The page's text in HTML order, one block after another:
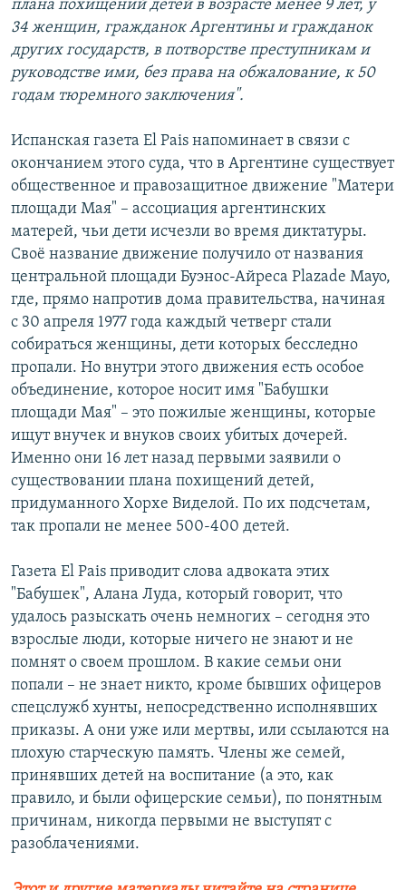
плана похищений детей в возрасте менее 9 лет, у
34 женщин, гражданок Аргентины и гражданок
других государств, в потворстве преступникам и
руководстве ими, без права на обжалование, к 50
годам тюремного заключения".
Испанская газета El Pais напоминает в связи с
окончанием этого суда, что в Аргентине существует
общественное и правозащитное движение "Матери
площади Мая" – ассоциация аргентинских
матерей, чьи дети исчезли во время диктатуры.
Своё название движение получило от названия
центральной площади Буэнос-Айреса Plazade Mayo,
где, прямо напротив дома правительства, начиная
с 30 апреля 1977 года каждый четверг стали
собираться женщины, дети которых бесследно
пропали. Но внутри этого движения есть особое
объединение, которое носит имя "Бабушки
площади Мая" – это пожилые женщины, которые
ищут внучек и внуков своих убитых дочерей.
Именно они 16 лет назад первыми заявили о
существовании плана похищений детей,
придуманного Хорхе Виделой. По их подсчетам,
так пропали не менее 500-400 детей.
Газета El Pais приводит слова адвоката этих
"Бабушек", Алана Луда, который говорит, что
удалось разыскать очень немногих – сегодня это
взрослые люди, которые ничего не знают и не
помнят о своем прошлом. В какие семьи они
попали – не знает никто, кроме бывших офицеров
спецслужб хунты, непосредственно исполнявших
приказы. А они уже или мертвы, или ссылаются на
плохую старческую память. Члены же семей,
принявших детей на воспитание (а это, как
правило, и были офицерские семьи), по понятным
причинам, никогда первыми не выступят с
разоблачениями.